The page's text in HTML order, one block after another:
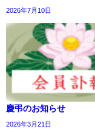
2026年7月10日
慶弔のお知らせ
2026年3月21日